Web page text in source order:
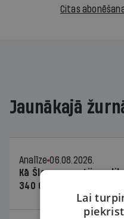
Citas
Jaunākajā
Analīze 06.08.2026.
Kā Šlesera partija
340 000 vērtu reklāmas
Lai